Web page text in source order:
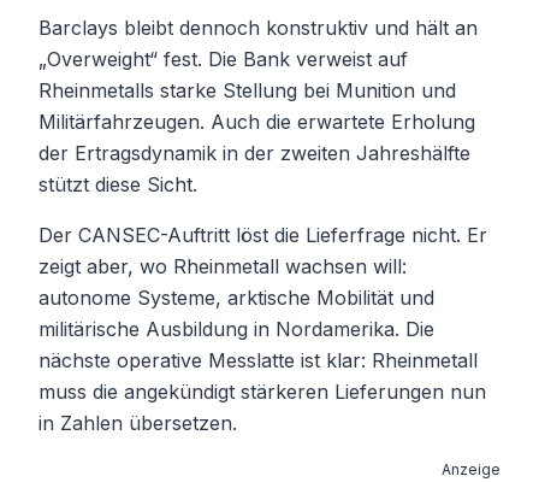
Barclays bleibt dennoch konstruktiv und hält an
„Overweight“ fest. Die Bank verweist auf
Rheinmetalls starke Stellung bei Munition und
Militärfahrzeugen. Auch die erwartete Erholung
der Ertragsdynamik in der zweiten Jahreshälfte
stützt diese Sicht.
Der CANSEC-Auftritt löst die Lieferfrage nicht. Er
zeigt aber, wo Rheinmetall wachsen will:
autonome Systeme, arktische Mobilität und
militärische Ausbildung in Nordamerika. Die
nächste operative Messlatte ist klar: Rheinmetall
muss die angekündigt stärkeren Lieferungen nun
in Zahlen übersetzen.
Anzeige